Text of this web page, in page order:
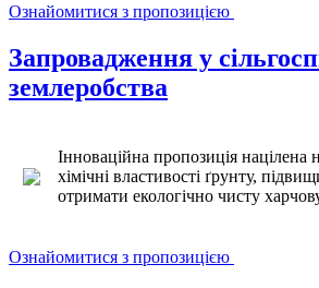
Ознайомитися з пропозицією
Запровадження у
землеробства
Інноваційна пропозиція
хімічні властивості ґрунту,
отримати екологічно чисту
Ознайомитися з пропозицією